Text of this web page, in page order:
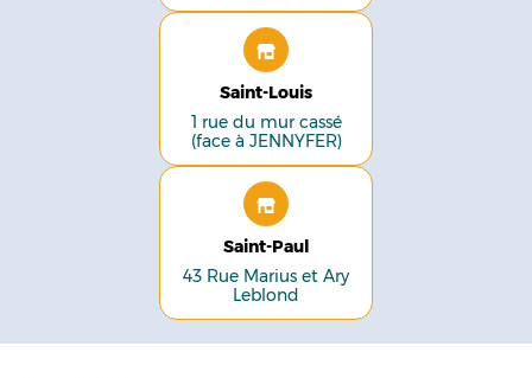
Saint-Louis
1 rue du mur cassé
(face à JENNYFER)
Saint-Paul
43 Rue Marius et Ary
Leblond